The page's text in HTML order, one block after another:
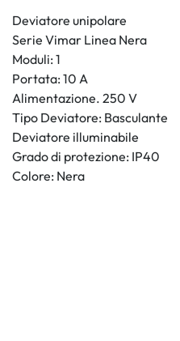
Deviatore unipolare
Serie Vimar Linea Nera
Moduli: 1
Portata: 10 A
Alimentazione. 250 V
Tipo Deviatore: Basculante
Deviatore illuminabile
Grado di protezione: IP40
Colore: Nera